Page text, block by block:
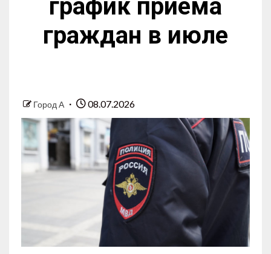
график приёма
граждан в июле
Город А 08.07.2026